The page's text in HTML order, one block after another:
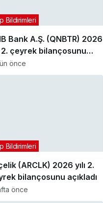
Bank A.Ş. (QNBTR) 2026
2. çeyrek bilançosunu
Bildirimleri
önce
(ARCLK) 2026 yılı 2.
bilançosunu açıkladı
Bildirimleri
önce